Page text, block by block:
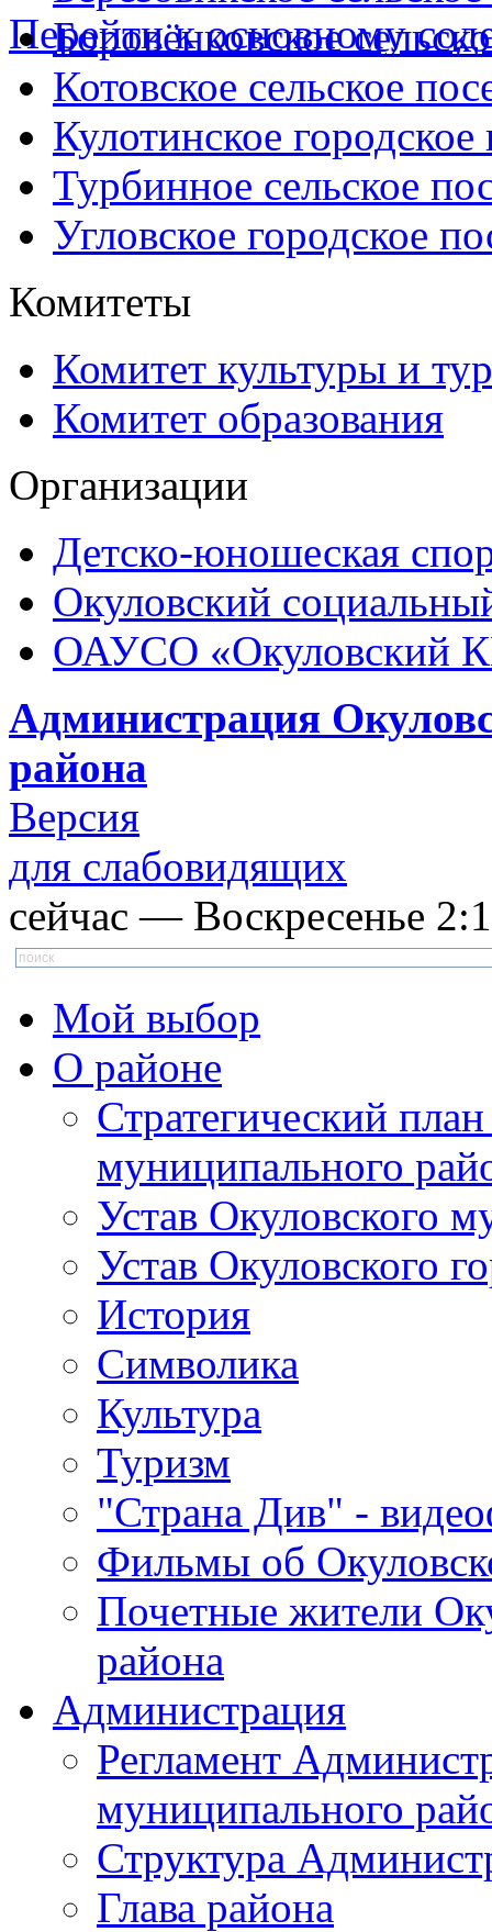
Перейти к основному
Боровёнковское
Котовское сельское
Кулотинское городское
Турбинное сельское
Угловское городское
Комитеты
Комитет культуры и
Комитет образования
Организации
Детско-юношеская
Окуловский
ОАУСО «Окуловский
Администрация
района
Версия
для слабовидящих
сейчас — Воскресенье
Мой выбор
О районе
Стратегический
муниципального
Устав Окуловского
Устав Окуловского
История
Символика
Культура
Туризм
"Страна Див" -
Фильмы об
Почетные жители
района
Администрация
Регламент
муниципального
Структура
Глава района